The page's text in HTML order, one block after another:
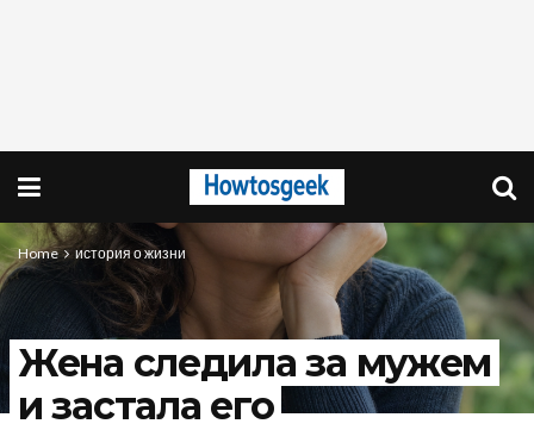
Home история о жизни
Жена следила за мужем
и застала его